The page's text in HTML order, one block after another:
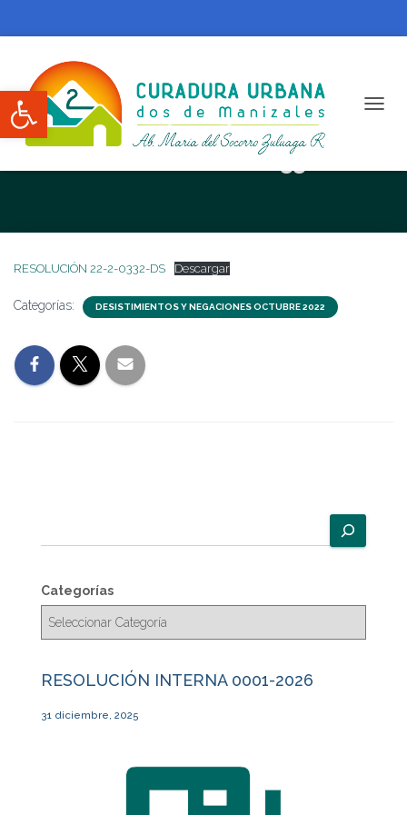
Abrir barra de herramientas
RESOLUCIÓN 22-2-0332-DS
RESOLUCIÓN 22-2-0332-DS Descargar
Categorías: DESISTIMIENTOS Y NEGACIONES OCTUBRE 2022
u
c
a
Categorías
RESOLUCIÓN INTERNA 0001-2026
31 diciembre, 2025